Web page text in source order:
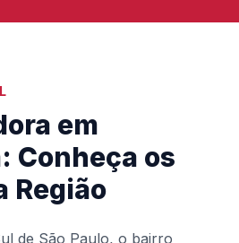
em
Conheça os
Região
de São Paulo, o bairro